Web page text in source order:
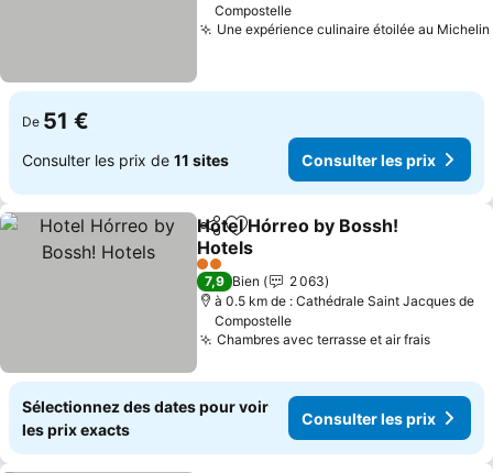
Compostelle
Une expérience culinaire étoilée au Michelin
De 51 €
Consulter les prix de 11 sites Consulter les prix
PartagerAjouter à mes favoris
Hotel Hórreo by Bossh!
Hotels
2 Étoiles
7,9 Bien
2 063
à 0.5 km de : Cathédrale Saint Jacques de
Compostelle
Chambres avec terrasse et air frais
Sélectionnez des dates pour voir
les prix exacts
Consulter les prix